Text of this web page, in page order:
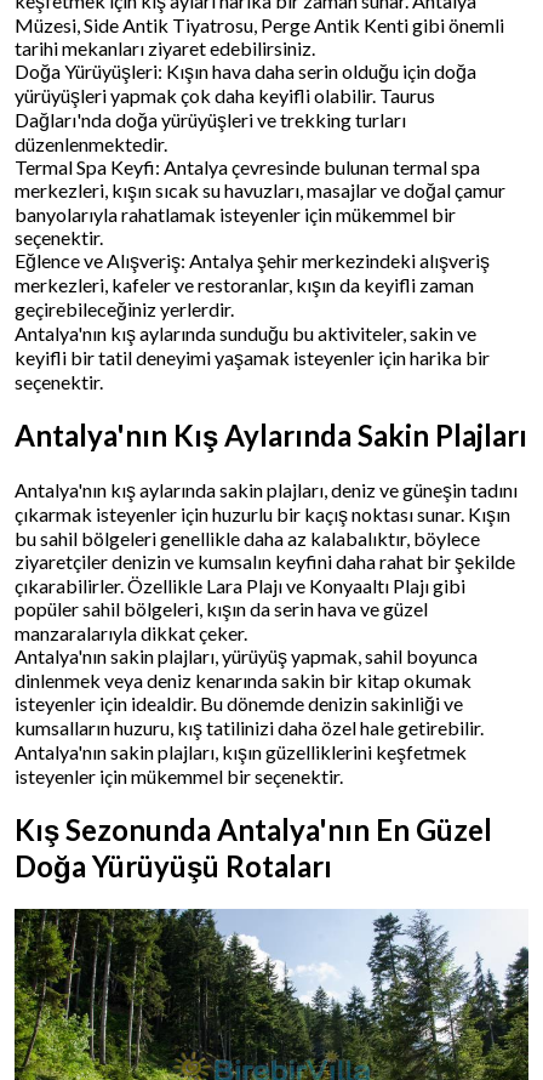
Müzesi, Side Antik Tiyatrosu, Perge Antik Kenti gibi önemli
tarihi mekanları ziyaret edebilirsiniz.
Doğa Yürüyüşleri: Kışın hava daha serin olduğu için doğa
yürüyüşleri yapmak çok daha keyifli olabilir. Taurus
Dağları'nda doğa yürüyüşleri ve trekking turları
düzenlenmektedir.
Termal Spa Keyfi: Antalya çevresinde bulunan termal spa
merkezleri, kışın sıcak su havuzları, masajlar ve doğal çamur
banyolarıyla rahatlamak isteyenler için mükemmel bir
seçenektir.
Eğlence ve Alışveriş: Antalya şehir merkezindeki alışveriş
merkezleri, kafeler ve restoranlar, kışın da keyifli zaman
geçirebileceğiniz yerlerdir.
Antalya'nın kış aylarında sunduğu bu aktiviteler, sakin ve
keyifli bir tatil deneyimi yaşamak isteyenler için harika bir
seçenektir.
Antalya'nın Kış Aylarında Sakin Plajları
Antalya'nın kış aylarında sakin plajları, deniz ve güneşin tadını
çıkarmak isteyenler için huzurlu bir kaçış noktası sunar. Kışın
bu sahil bölgeleri genellikle daha az kalabalıktır, böylece
ziyaretçiler denizin ve kumsalın keyfini daha rahat bir şekilde
çıkarabilirler. Özellikle Lara Plajı ve Konyaaltı Plajı gibi
popüler sahil bölgeleri, kışın da serin hava ve güzel
manzaralarıyla dikkat çeker.
Antalya'nın sakin plajları, yürüyüş yapmak, sahil boyunca
dinlenmek veya deniz kenarında sakin bir kitap okumak
isteyenler için idealdir. Bu dönemde denizin sakinliği ve
kumsalların huzuru, kış tatilinizi daha özel hale getirebilir.
Antalya'nın sakin plajları, kışın güzelliklerini keşfetmek
isteyenler için mükemmel bir seçenektir.
Kış Sezonunda Antalya'nın En Güzel
Doğa Yürüyüşü Rotaları